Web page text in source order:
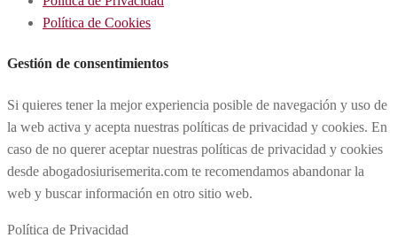
Política de Cookies
Gestión de consentimientos
Si quieres tener la mejor experiencia posible de navegación y uso de
la web activa y acepta nuestras políticas de privacidad y cookies. En
caso de no querer aceptar nuestras políticas de privacidad y cookies
desde abogadosiurisemerita.com te recomendamos abandonar la
web y buscar información en otro sitio web.
Política de Privacidad